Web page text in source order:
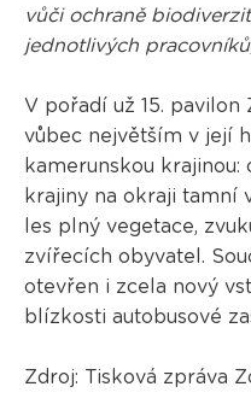
vůči ochraně
jednotlivých
V pořadí už 15. pavilon
vůbec největším v její
kamerunskou
krajiny na okraji tamní
les plný vegetace,
zvířecích obyvatel.
otevřen i zcela nový
blízkosti autobusové
Zdroj: Tisková zpráva